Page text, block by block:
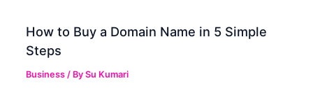
How to Buy a Domain Name in 5 Simple
Steps
Business / BySu Kumari